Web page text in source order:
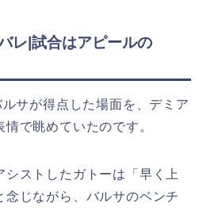
レ|試合はアピールの
サが得点した場面を、デミア
で眺めていたのです。
シストしたガトーは「早く上
じながら、バルサのベンチ